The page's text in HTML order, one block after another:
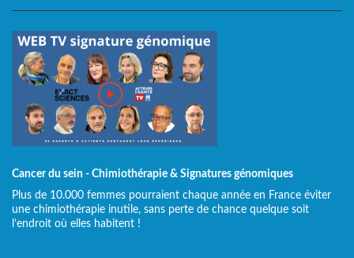
Cancer du sein - Chimiothérapie & Signatures génomiques
Plus de 10.000 femmes pourraient chaque année en France éviter
une chimiothérapie inutile, sans perte de chance quelque soit
l’endroit où elles habitent !